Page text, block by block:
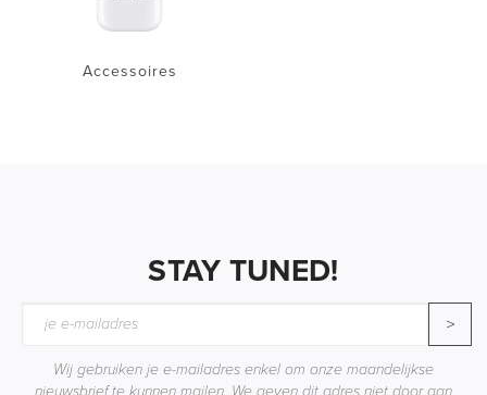
Accessoires
STAY TUNED!
>
Wij gebruiken je e-mailadres enkel om onze maandelijkse